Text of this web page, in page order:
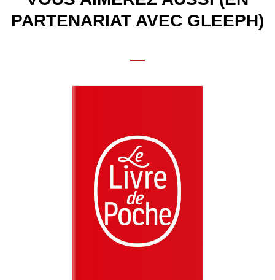
PARTENARIAT AVEC GLEEPH)